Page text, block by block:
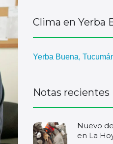
Clima en Yerba
Yerba Buena,
Notas recientes
Nuevo
en La